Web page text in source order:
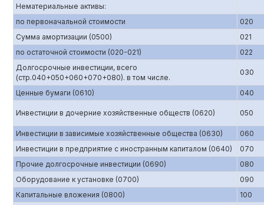
Нематериальные активы:
по первоначальной стоимости
020
Сумма амортизации (0500)
021
по остаточной стоимости (020-021)
022
Долгосрочные инвестиции, всего
(стр.040+050+060+070+080). в том числе.
030
Ценные бумаги (0610) 040
Инвестиции в дочерние хозяйственные обществ (0620) 050
Инвестиции в зависимые хозяйственные общества (0630)
060
Инвестиции в предприятие с иностранным капиталом (0640)
070
Прочие долгосрочные инвестиции (0690)
080
Оборудование к установке (0700)
090
Капитальные вложения (0800)
100